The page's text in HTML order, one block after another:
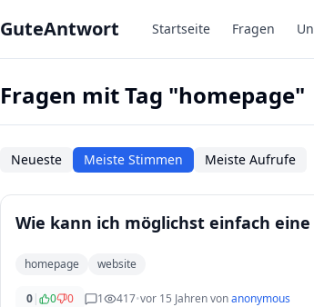
GuteAntwort Startseite Fragen
Fragen mit Tag "homepage"
Neueste Meiste Stimmen Meiste Aufrufe
Wie kann ich möglichst einfach
homepage website
0| 0 0 1 417•vor 15 Jahrenvonanonymous